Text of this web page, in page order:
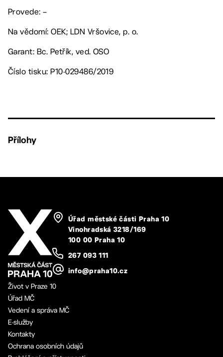
Provede: –
Na vědomí: OEK; LDN Vršovice, p. o.
Garant: Bc. Petřík, ved. OSO
Číslo tisku: P10-029486/2019
Přílohy
Úřad městské části Praha 10
Vinohradská 3218/169
100 00 Praha 10
267 093 111
info@praha10.cz
Život v Praze 10
Úřad MČ
Vedení a správa MČ
E-služby
Kontakty
Ochrana osobních údajů